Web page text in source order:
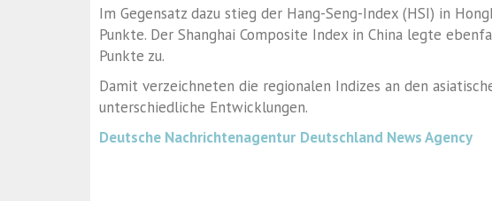
Im Gegensatz dazu stieg der Hang-Seng-Index (HSI) in
Punkte. Der Shanghai Composite Index in China legte
Punkte zu.
Damit verzeichneten die regionalen Indizes an den
unterschiedliche Entwicklungen.
Deutsche Nachrichtenagentur Deutschland News Agency